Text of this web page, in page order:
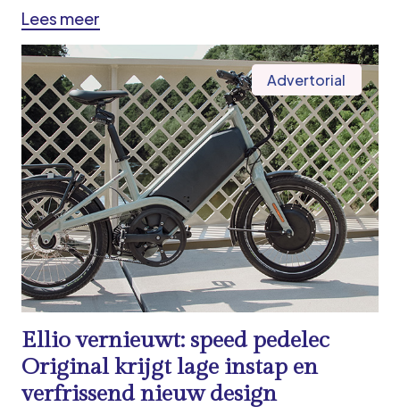
Lees meer
Advertorial
Ellio vernieuwt: speed pedelec
Original krijgt lage instap en
verfrissend nieuw design